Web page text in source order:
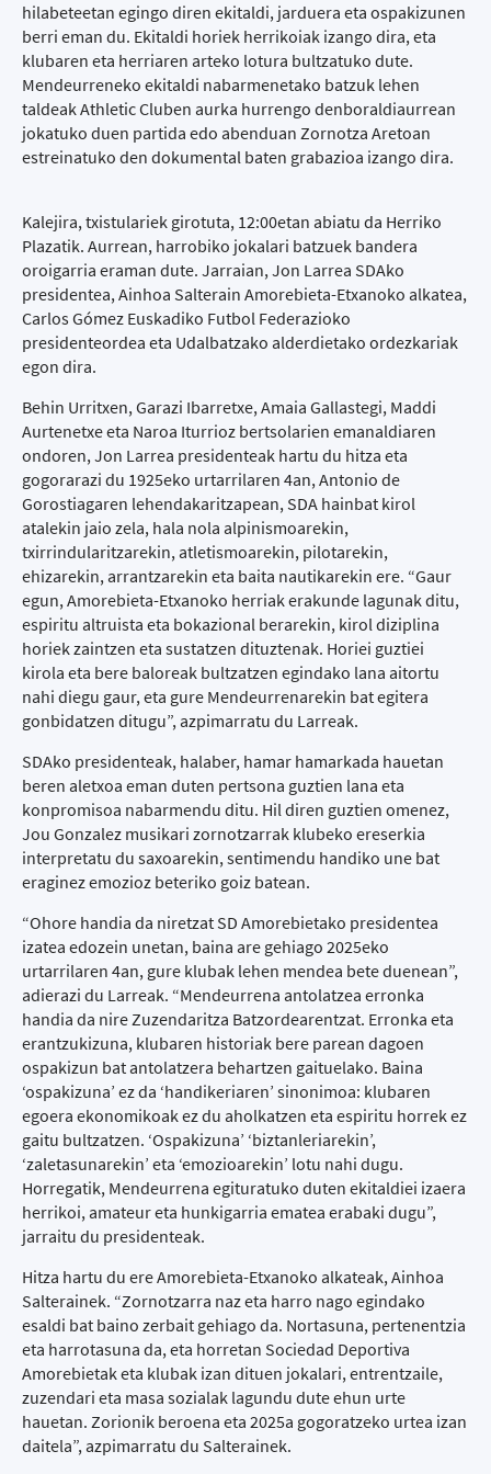
hilabeteetan egingo diren ekitaldi, jarduera eta ospakizunen
berri eman du. Ekitaldi horiek herrikoiak izango dira, eta
klubaren eta herriaren arteko lotura bultzatuko dute.
Mendeurreneko ekitaldi nabarmenetako batzuk lehen
taldeak Athletic Cluben aurka hurrengo denboraldiaurrean
jokatuko duen partida edo abenduan Zornotza Aretoan
estreinatuko den dokumental baten grabazioa izango dira.
Kalejira, txistulariek girotuta, 12:00etan abiatu da Herriko
Plazatik. Aurrean, harrobiko jokalari batzuek bandera
oroigarria eraman dute. Jarraian, Jon Larrea SDAko
presidentea, Ainhoa Salterain Amorebieta-Etxanoko alkatea,
Carlos Gómez Euskadiko Futbol Federazioko
presidenteordea eta Udalbatzako alderdietako ordezkariak
egon dira.
Behin Urritxen, Garazi Ibarretxe, Amaia Gallastegi, Maddi
Aurtenetxe eta Naroa Iturrioz bertsolarien emanaldiaren
ondoren, Jon Larrea presidenteak hartu du hitza eta
gogorarazi du 1925eko urtarrilaren 4an, Antonio de
Gorostiagaren lehendakaritzapean, SDA hainbat kirol
atalekin jaio zela, hala nola alpinismoarekin,
txirrindularitzarekin, atletismoarekin, pilotarekin,
ehizarekin, arrantzarekin eta baita nautikarekin ere. “Gaur
egun, Amorebieta-Etxanoko herriak erakunde lagunak ditu,
espiritu altruista eta bokazional berarekin, kirol diziplina
horiek zaintzen eta sustatzen dituztenak. Horiei guztiei
kirola eta bere baloreak bultzatzen egindako lana aitortu
nahi diegu gaur, eta gure Mendeurrenarekin bat egitera
gonbidatzen ditugu”, azpimarratu du Larreak.
SDAko presidenteak, halaber, hamar hamarkada hauetan
beren aletxoa eman duten pertsona guztien lana eta
konpromisoa nabarmendu ditu. Hil diren guztien omenez,
Jou Gonzalez musikari zornotzarrak klubeko ereserkia
interpretatu du saxoarekin, sentimendu handiko une bat
eraginez emozioz beteriko goiz batean.
“Ohore handia da niretzat SD Amorebietako presidentea
izatea edozein unetan, baina are gehiago 2025eko
urtarrilaren 4an, gure klubak lehen mendea bete duenean”,
adierazi du Larreak. “Mendeurrena antolatzea erronka
handia da nire Zuzendaritza Batzordearentzat. Erronka eta
erantzukizuna, klubaren historiak bere parean dagoen
ospakizun bat antolatzera behartzen gaituelako. Baina
‘ospakizuna’ ez da ‘handikeriaren’ sinonimoa: klubaren
egoera ekonomikoak ez du aholkatzen eta espiritu horrek ez
gaitu bultzatzen. ‘Ospakizuna’ ‘biztanleriarekin’,
‘zaletasunarekin’ eta ‘emozioarekin’ lotu nahi dugu.
Horregatik, Mendeurrena egituratuko duten ekitaldiei izaera
herrikoi, amateur eta hunkigarria ematea erabaki dugu”,
jarraitu du presidenteak.
Hitza hartu du ere Amorebieta-Etxanoko alkateak, Ainhoa
Salterainek. “Zornotzarra naz eta harro nago egindako
esaldi bat baino zerbait gehiago da. Nortasuna, pertenentzia
eta harrotasuna da, eta horretan Sociedad Deportiva
Amorebietak eta klubak izan dituen jokalari, entrentzaile,
zuzendari eta masa sozialak lagundu dute ehun urte
hauetan. Zorionik beroena eta 2025a gogoratzeko urtea izan
daitela”, azpimarratu du Salterainek.